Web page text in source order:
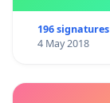
IF YOU
CONTACT US
196 signatures
4 May 2018